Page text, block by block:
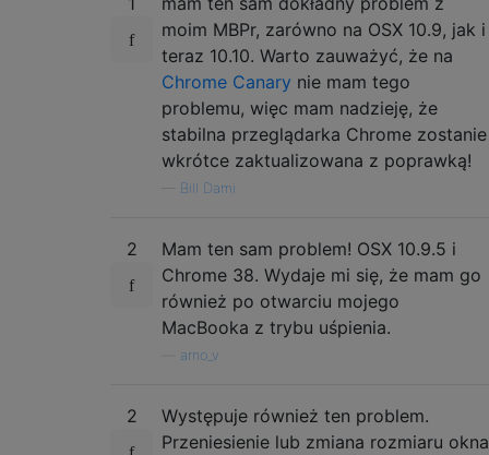
moim MBPr, zarówno na OSX 10.9, jak i
teraz 10.10. Warto zauważyć, że na
Chrome Canary nie mam tego
problemu, więc mam nadzieję, że
stabilna przeglądarka Chrome zostanie
wkrótce zaktualizowana z poprawką!
Bill Dami
2
Mam ten sam problem! OSX 10.9.5 i
Chrome 38. Wydaje mi się, że mam go
również po otwarciu mojego
MacBooka z trybu uśpienia.
arno_v
2
Występuje również ten problem.
Przeniesienie lub zmiana rozmiaru okna